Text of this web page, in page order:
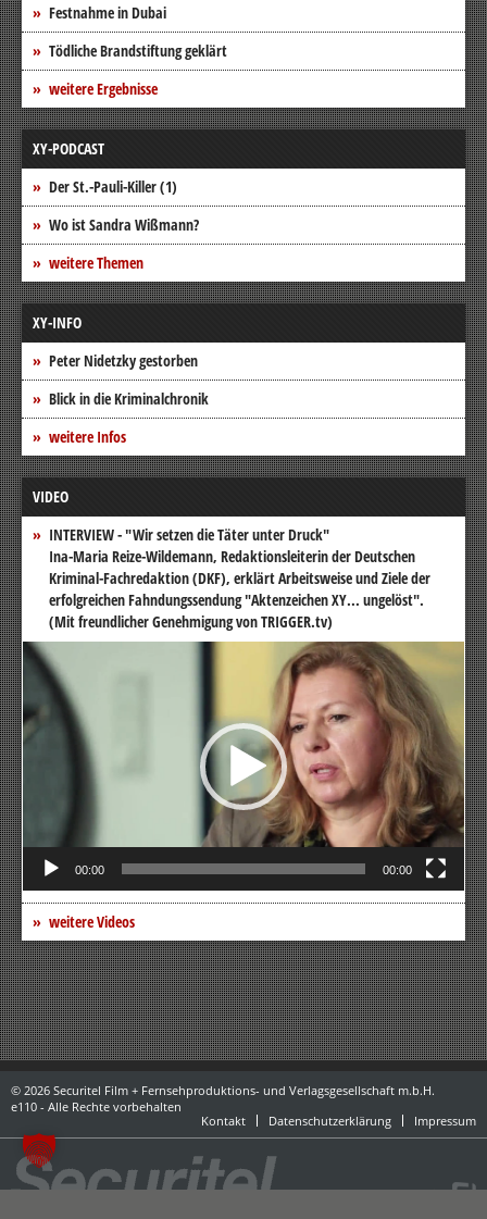
Festnahme in Dubai
Tödliche Brandstiftung geklärt
weitere Ergebnisse
XY-PODCAST
Der St.-Pauli-Killer (1)
Wo ist Sandra Wißmann?
weitere Themen
XY-INFO
Peter Nidetzky gestorben
Blick in die Kriminalchronik
weitere Infos
VIDEO
INTERVIEW - "Wir setzen die Täter unter Druck"
Ina-Maria Reize-Wildemann, Redaktionsleiterin der Deutschen
Kriminal-Fachredaktion (DKF), erklärt Arbeitsweise und Ziele der
erfolgreichen Fahndungssendung "Aktenzeichen XY... ungelöst".
(Mit freundlicher Genehmigung von TRIGGER.tv)
Video-
Player
00:00 00:00
weitere Videos
© 2026 Securitel Film + Fernsehproduktions- und Verlagsgesellschaft m.b.H.
e110 - Alle Rechte vorbehalten
Kontakt
Datenschutzerklärung Impressum
powered by danubius